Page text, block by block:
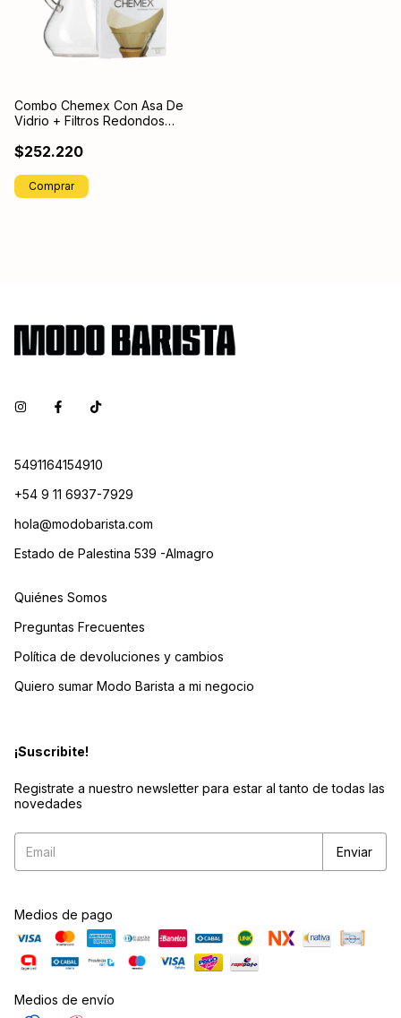
Combo Chemex Con Asa De
Vidrio + Filtros Redondos
$252.220
5491164154910
+54 9 11 6937-7929
hola@modobarista.com
Estado de Palestina 539 -Almagro
Quiénes Somos
Preguntas Frecuentes
Política de devoluciones y cambios
Quiero sumar Modo Barista a mi negocio
¡Suscribite!
Registrate a nuestro newsletter para estar al tanto de todas las
novedades
Medios de pago
Medios de envío